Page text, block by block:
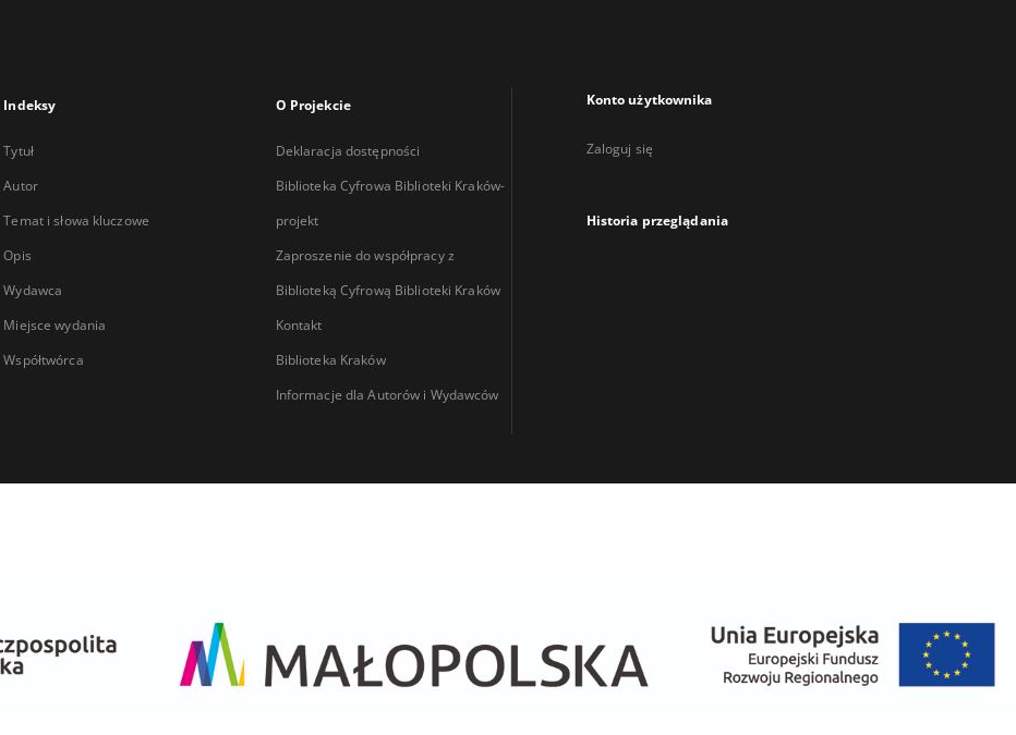
Indeksy
Tytuł
Autor
Temat i słowa kluczowe
Opis
Wydawca
Miejsce wydania
Współtwórca
O Projekcie
Deklaracja dostępności
Biblioteka Cyfrowa Biblioteki Kraków-
projekt
Zaproszenie do współpracy z
Biblioteką Cyfrową Biblioteki Kraków
Kontakt
Biblioteka Kraków
Informacje dla Autorów i Wydawców
Konto użytkownika
Zaloguj się
Historia przeglądania